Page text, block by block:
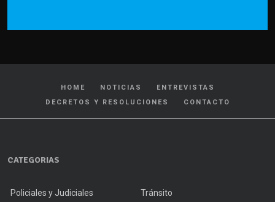
HOME NOTICIAS
ENTREVISTAS
DECRETOS Y RESOLUCIONES
CONTACTO
CATEGORIAS
Policiales y Judiciales Tránsito